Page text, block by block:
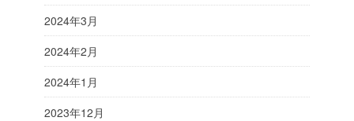
2024年3月
2024年2月
2024年1月
2023年12月